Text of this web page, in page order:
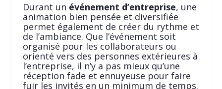
Durant un événement d’entreprise, une
animation bien pensée et diversifiée
permet également de créer du rythme et
de l’ambiance. Que l’événement soit
organisé pour les collaborateurs ou
orienté vers des personnes extérieures à
l’entreprise, il n’y a pas mieux qu’une
réception fade et ennuyeuse pour faire
fuir les invités en un minimum de temps.